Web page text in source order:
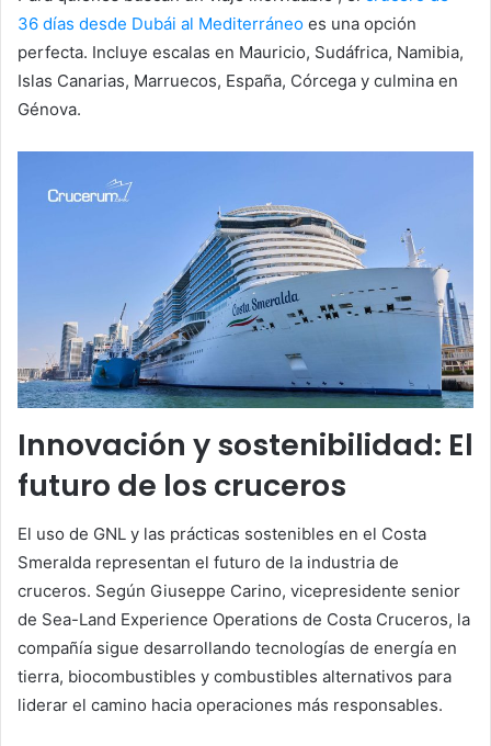
36 días desde Dubái al Mediterráneo es una opción
perfecta. Incluye escalas en Mauricio, Sudáfrica, Namibia,
Islas Canarias, Marruecos, España, Córcega y culmina en
Génova.
Innovación y sostenibilidad: El
futuro de los cruceros
El uso de GNL y las prácticas sostenibles en el Costa
Smeralda representan el futuro de la industria de
cruceros. Según Giuseppe Carino, vicepresidente senior
de Sea-Land Experience Operations de Costa Cruceros, la
compañía sigue desarrollando tecnologías de energía en
tierra, biocombustibles y combustibles alternativos para
liderar el camino hacia operaciones más responsables.